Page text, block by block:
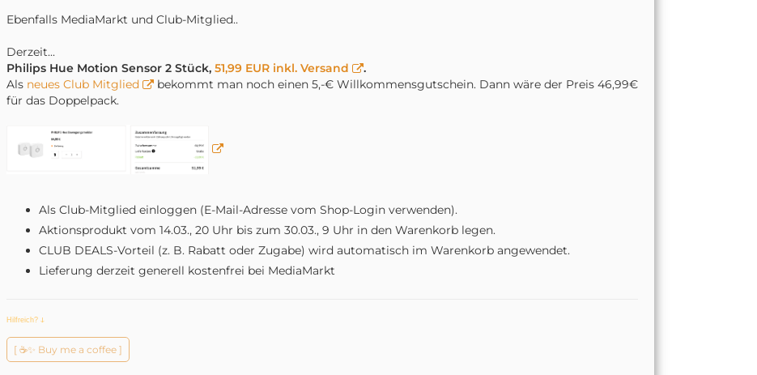
Ebenfalls MediaMarkt und Club-Mitglied..
Derzeit...
Philips Hue Motion Sensor 2 Stück, 51,99 EUR inkl. Versand
.
Als neues Club Mitglied
bekommt man noch einen 5,-€ Willkommensgutschein. Dann wäre der Preis 46,99€
für das Doppelpack.
Als Club-Mitglied einloggen (E-Mail-Adresse vom Shop-Login verwenden).
Aktionsprodukt vom 14.03., 20 Uhr bis zum 30.03., 9 Uhr in den Warenkorb legen.
CLUB DEALS-Vorteil (z. B. Rabatt oder Zugabe) wird automatisch im Warenkorb angewendet.
Lieferung derzeit generell kostenfrei bei MediaMarkt
Hilfreich? ↆ
[ ☕️✨ Buy me a coffee ]